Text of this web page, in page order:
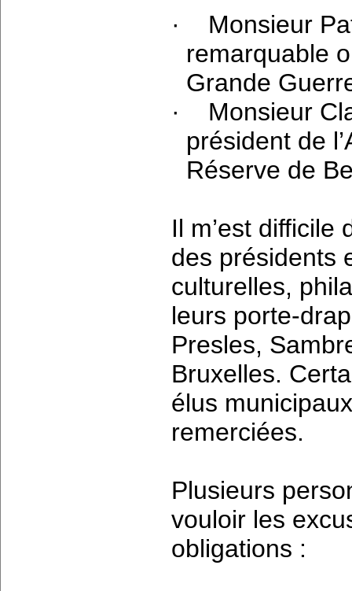
·
Monsieur
remarquable
Grande
·
Monsieur
président de
Réserve de
Il m’est
des présidents
culturelles,
leurs porte-
Presles,
Bruxelles.
élus
remerciées.
Plusieurs
vouloir les
obligations :